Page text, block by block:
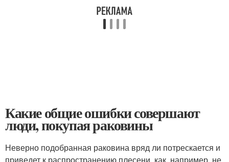
Какие общие ошибки совершают
люди, покупая раковины
Неверно подобранная раковина вряд ли потрескается и